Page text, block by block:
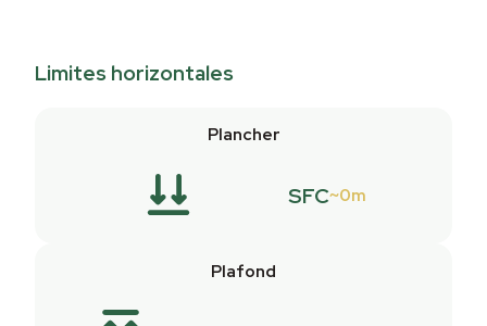
Limites horizontales
Plancher
SFC 0m
Plafond